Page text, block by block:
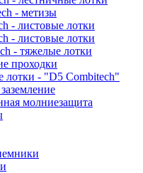
- метизы
- листовые лотки
- листовые лотки
- тяжелые лотки
проходки
лотки - "D5 Combitech"
молниезащита